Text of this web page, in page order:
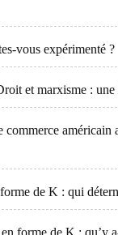
vous expérimenté ?
et marxisme : une
commerce américain
de K : qui
forme de K : qu’y